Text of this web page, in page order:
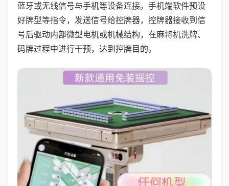
蓝牙或无线信号与手机等设备连接。手机端软件预设
好牌型等指令，发送信号给控牌器，控牌器接收到信
号后驱动内部微型电机或机械结构，在麻将机洗牌、
码牌过程中进行干预，达到控牌目的。